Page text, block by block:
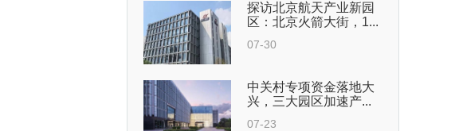
探访北京航天产业新园
区：北京火箭大街，1...
07-30
中关村专项资金落地大
兴，三大园区加速产...
07-23